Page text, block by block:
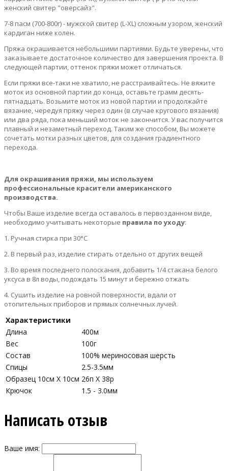
женский свитер "оверсайз".
7-8 пасм (700-800г) - мужской свитер (L-XL) сложным узором, женский
кардиган ниже колен.
Пряжа окрашивается небольшими партиями. Будьте уверены, что
заказываете достаточное количество для завершения проекта. В
следующей партии, оттенок пряжи может отличаться.
Если пряжи все-таки не хватило, не расстраивайтесь. Не вяжите
моток из основной партии до конца, оставьте грамм десять-
пятнадцать. Возьмите моток из новой партии и продолжайте
вязание, чередуя пряжу через один (в случае кругового вязания)
или два ряда, пока меньший моток не закончится. У вас получится
плавный и незаметный переход. Таким же способом, Вы можете
сочетать мотки разных цветов, для создания градиентного
перехода.
Для окрашивания пряжи, мы используем
профессиональные красители американского
производства.
Чтобы Ваше изделие всегда оставалось в первозданном виде,
необходимо учитывать некоторые правила по уходу:
1. Ручная стирка при 30°С
2. В первый раз, изделие стирать отдельно от других вещей
3. Во время последнего полоскания, добавить 1/4 стакана белого
уксуса в 8л воды, подождать 15 минут и бережно отжать
4. Сушить изделие на ровной поверхности, вдали от
отопительных приборов и прямых солнечных лучей.
Характеристики
Длина
400м
Вес
100г
Состав
100% мериносовая шерсть
Спицы
2.5-3.5мм
Образец 10см Х 10см 26п X 38р
Крючок
1.5 - 3.0мм
Написать отзыв
Ваше имя: